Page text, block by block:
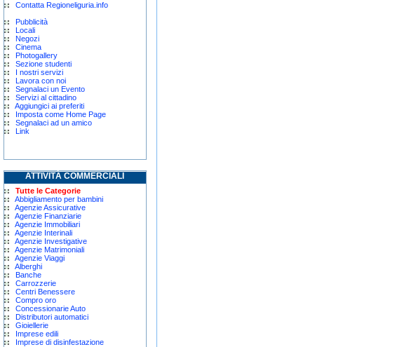
Contatta Regioneliguria.info
Pubblicità
Locali
Negozi
Cinema
Photogallery
Sezione studenti
I nostri servizi
Lavora con noi
Segnalaci un Evento
Servizi al cittadino
Aggiungici ai preferiti
Imposta come Home Page
Segnalaci ad un amico
Link
ATTIVITÀ COMMERCIALI
Tutte le Categorie
Abbigliamento per bambini
Agenzie Assicurative
Agenzie Finanziarie
Agenzie Immobiliari
Agenzie Interinali
Agenzie Investigative
Agenzie Matrimoniali
Agenzie Viaggi
Alberghi
Banche
Carrozzerie
Centri Benessere
Compro oro
Concessionarie Auto
Distributori automatici
Gioiellerie
Imprese edili
Imprese di disinfestazione